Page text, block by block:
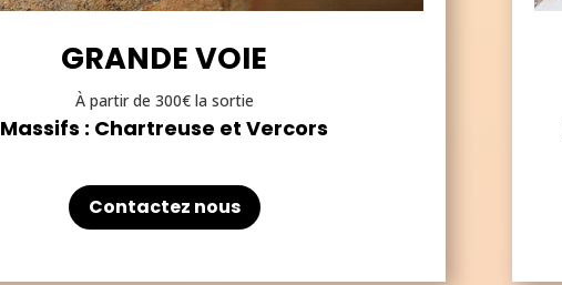
GRANDE VOIE
À partir de 300€ la sortie
Massifs : Chartreuse et Vercors
Contactez nous